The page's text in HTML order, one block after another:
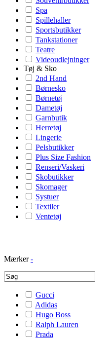
Spa
Spillehaller
Sportsbutikker
Tankstationer
Teatre
Videoudlejninger
Tøj & Sko
2nd Hand
Børnesko
Børnetøj
Dametøj
Garnbutik
Herretøj
Lingerie
Pelsbutikker
Plus Size Fashion
Renseri/Vaskeri
Skobutikker
Skomager
Systuer
Textiler
Ventetøj
Mærker -
Gucci
Adidas
Hugo Boss
Ralph Lauren
Prada